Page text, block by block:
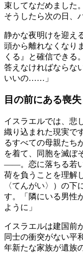
束してなだめました
そうしたら次の日、
静かな夜明けを迎え
頭から離れなくなり
くる』と確信できる
答えなければならな
いいの……」
目の前にある喪
イスラエルでは、悲
織り込まれた現実で
るすべての母親たち
を着て、同胞を滅ぼ
――。恋に落ちる若
荷を負うことを理解
〈てんがい〉）の
す。「隣にいる男性
ように」
イスラエルは建国前
同士の衝突がない平
年新たな家族が遺族